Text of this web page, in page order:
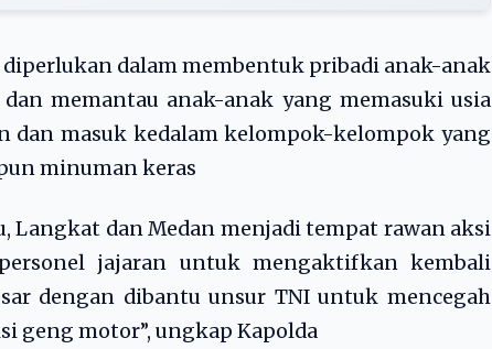
dalam membentuk pribadi anak-anak
memantau anak-anak yang memasuki usia
dan masuk kedalam kelompok-kelompok yang
minuman keras
Langkat dan Medan menjadi tempat rawan aksi
jajaran untuk mengaktifkan kembali
dengan dibantu unsur TNI untuk mencegah
geng motor”, ungkap Kapolda